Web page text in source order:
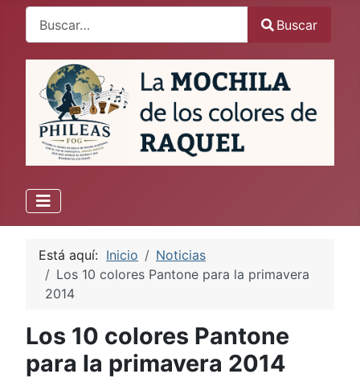
Buscar
Está aquí: Inicio
Noticias
Los 10 colores Pantone para la primavera
2014
Los 10 colores Pantone
para la primavera 2014